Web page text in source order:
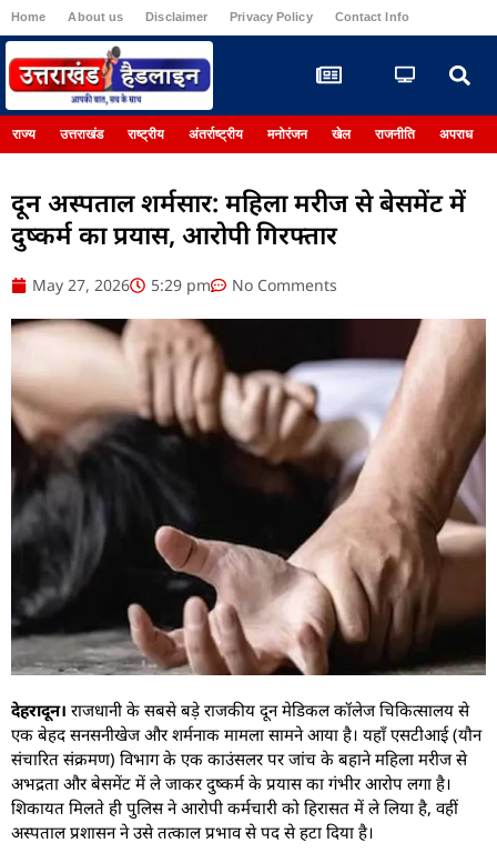
Home About us Disclaimer Privacy Policy Contact Info
राज्य उत्तराखंड राष्ट्रीय अंतर्राष्ट्रीय मनोरंजन खेल राजनीति अपराध
दून अस्पताल शर्मसार: महिला मरीज से बेसमेंट में
दुष्कर्म का प्रयास, आरोपी गिरफ्तार
May 27, 2026 5:29 pm No Comments
देहरादून। राजधानी के सबसे बड़े राजकीय दून मेडिकल कॉलेज चिकित्सालय से
एक बेहद सनसनीखेज और शर्मनाक मामला सामने आया है। यहाँ एसटीआई (यौन
संचारित संक्रमण) विभाग के एक काउंसलर पर जांच के बहाने महिला मरीज से
अभद्रता और बेसमेंट में ले जाकर दुष्कर्म के प्रयास का गंभीर आरोप लगा है।
शिकायत मिलते ही पुलिस ने आरोपी कर्मचारी को हिरासत में ले लिया है, वहीं
अस्पताल प्रशासन ने उसे तत्काल प्रभाव से पद से हटा दिया है।